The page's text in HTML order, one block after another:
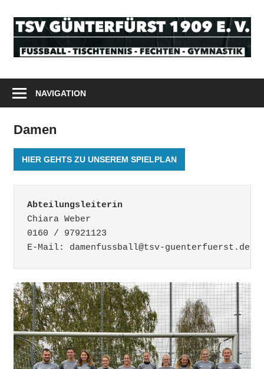
Inhalt
springen
Fußball
Gymnastik
NAVIGATION
Damen
HIER GEHTS ZU UNSEREM SPIELPLAN
Abteilungsleiterin
Chiara Weber
0160 / 97921123
E-Mail: damenfussball@tsv-guenterfuerst.de